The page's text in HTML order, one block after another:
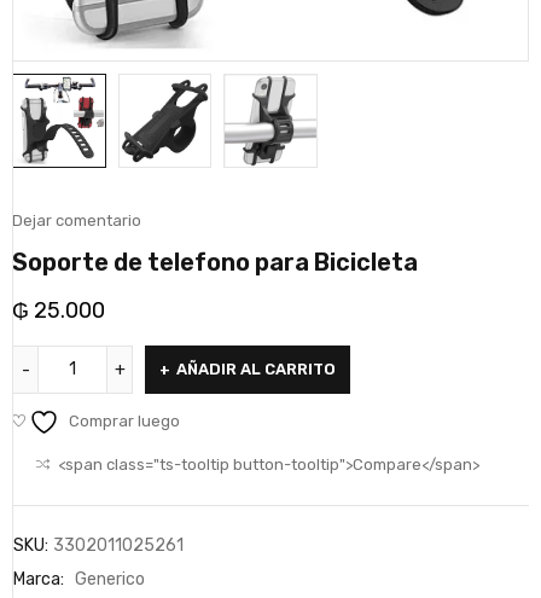
Dejar comentario
Soporte de telefono para Bicicleta
₲ 25.000
AÑADIR AL CARRITO
Comprar luego
<span class="ts-tooltip button-tooltip">Compare</span>
SKU: 3302011025261
Marca: Generico